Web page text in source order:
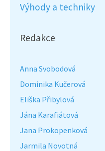
Výhody a techniky
Redakce
Anna Svobodová
Dominika Kučerová
Eliška Přibylová
Jána Karafiátová
Jana Prokopenková
Jarmila Novotná